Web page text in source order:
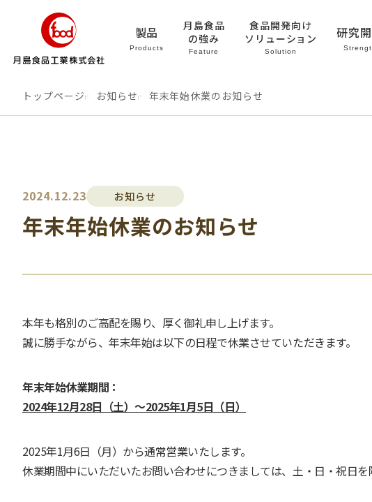
製品
Products
月島食品
の強み
Feature
食品開発向け
ソリューション
Solution
研究
トップページ お知らせ 年末年始休業のお知らせ
2024.12.23 お知らせ
年末年始休業のお知らせ
本年も格別のご高配を賜り、厚く御礼申し上げます。
誠に勝手ながら、年末年始は以下の日程で休業させていただきます。
年末年始休業期間：
2024年12月28日（土）～2025年1月5日（日）
2025年1月6日（月）から通常営業いたします。
休業期間中にいただいたお問い合わせにつきましては、土・日・祝日